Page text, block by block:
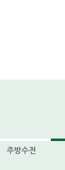
주방수전